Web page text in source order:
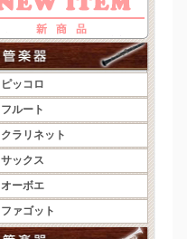
ピッコロ
フルート
クラリネット
サックス
オーボエ
ファゴット